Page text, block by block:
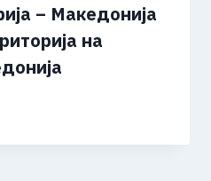
– Македонија
на